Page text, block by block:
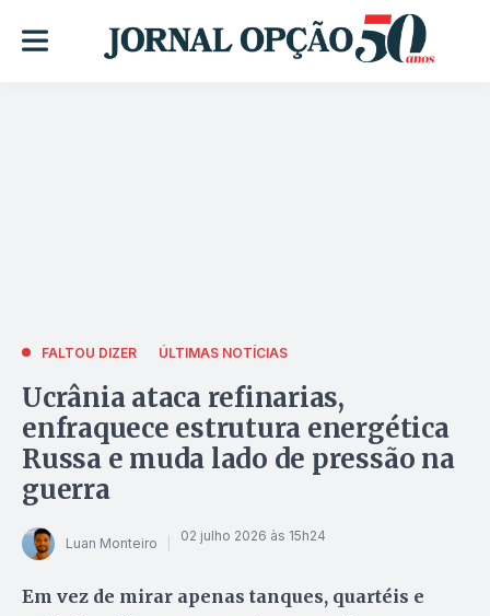
FALTOU DIZER ÚLTIMAS NOTÍCIAS
Ucrânia ataca refinarias,
enfraquece estrutura energética
Russa e muda lado de pressão na
guerra
Luan Monteiro 02 julho 2026 às 15h24
Em vez de mirar apenas tanques, quartéis e